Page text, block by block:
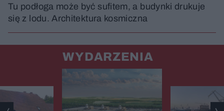
Tu podłoga może być sufitem, a budynki drukuje
się z lodu. Architektura kosmiczna
WYDARZENIA